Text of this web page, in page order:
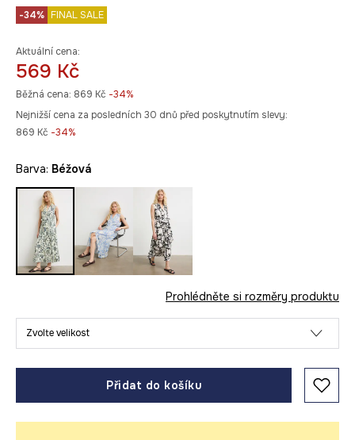
-34% FINAL SALE
Aktuální cena:
569 Kč
Běžná cena: 869 Kč -34%
Nejnižší cena za posledních 30 dnů před poskytnutím slevy:
869 Kč -34%
Barva: béžová
Prohlédněte si rozměry produktu
Zvolte velikost
Přidat do košíku